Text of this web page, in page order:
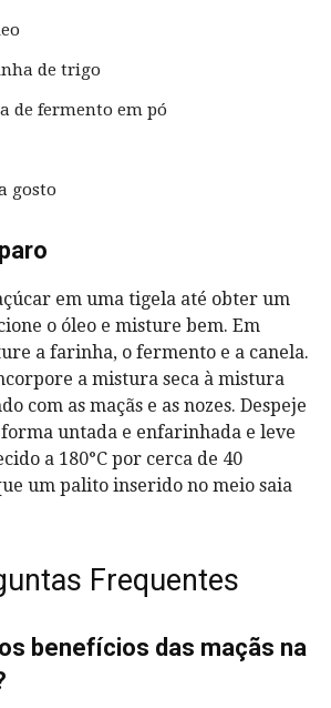
de trigo
de fermento em pó
gosto
em uma tigela até obter um
o óleo e misture bem. Em
a farinha, o fermento e a canela.
a mistura seca à mistura
com as maçãs e as nozes. Despeje
forma untada e enfarinhada e leve
a 180°C por cerca de 40
um palito inserido no meio saia
Frequentes
benefícios das maçãs na